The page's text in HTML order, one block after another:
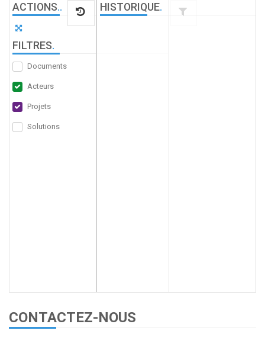
ACTIONS..
FILTRES.
Documents
Acteurs
Projets
Solutions
HISTORIQUE.
CONTACTEZ-NOUS